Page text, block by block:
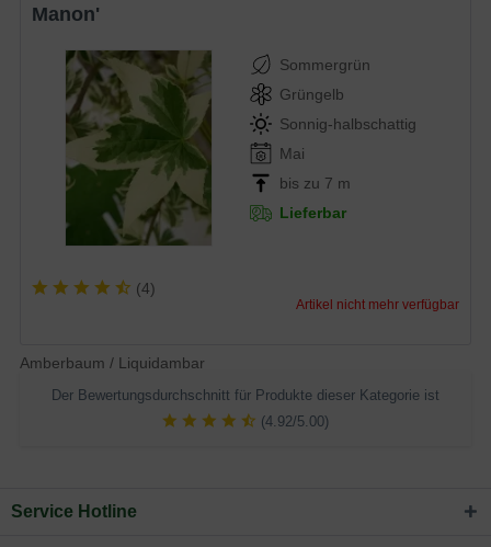
Manon'
Sommergrün
Grüngelb
Sonnig-halbschattig
Mai
bis zu 7 m
Lieferbar
(4)
Artikel nicht mehr verfügbar
Amberbaum / Liquidambar
Der Bewertungsdurchschnitt für Produkte dieser Kategorie ist
(4.92/5.00)
Service Hotline